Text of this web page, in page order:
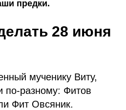
предки.
28 июня
мученику Виту,
по-разному: Фитов
Фит Овсяник.